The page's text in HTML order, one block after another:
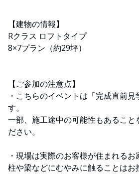
【建物の情報】
Rクラス ロフトタイプ
8×7プラン（約29坪）
【ご参加の注意点】
・こちらのイベントは「完成直前
す。
一部、施工途中の可能性もあること
ださい。
・現場は実際のお客様が住まれるお
柱や梁などにむやみに触ることはお